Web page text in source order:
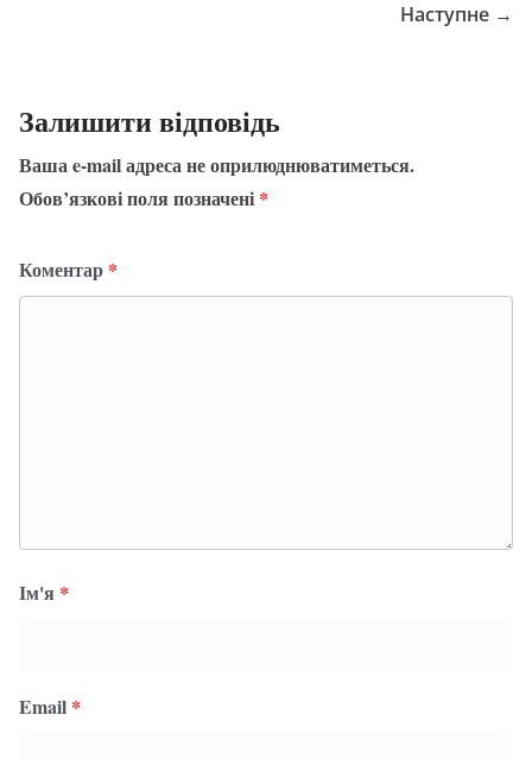
Наступне →
Залишити відповідь
Ваша e-mail адреса не оприлюднюватиметься.
Обов’язкові поля позначені *
Коментар *
Ім'я *
Email *